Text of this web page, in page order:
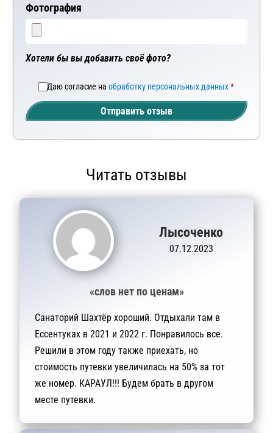
Фотография
Хотели бы вы добавить своё фото?
Даю согласие на обработку персональных данных
Отправить отзыв
Читать отзывы
Лысоченко
07.12.2023
«слов нет по ценам»
Санаторий Шахтёр хороший. Отдыхали там в
Ессентуках в 2021 и 2022 г. Понравилось все.
Решили в этом году также приехать, но
стоимость путевки увеличилась на 50% за тот
же номер. КАРАУЛ!!! Будем брать в другом
месте путевки.